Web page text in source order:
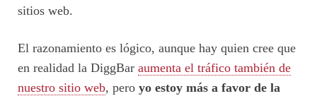
sitios web.
El razonamiento es lógico, aunque hay quien cree que
en realidad la DiggBar aumenta el tráfico también de
nuestro sitio web, pero yo estoy más a favor de la